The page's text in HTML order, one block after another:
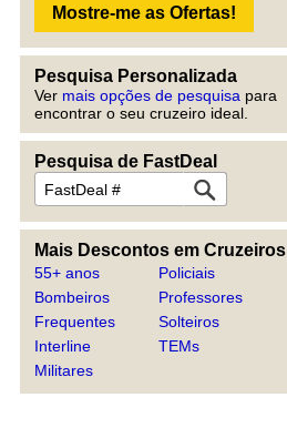
Pesquisa Personalizada
Ver mais opções de pesquisa para
encontrar o seu cruzeiro ideal.
Pesquisa de FastDeal
Mais Descontos em Cruzeiros
55+ anos
Bombeiros
Frequentes
Interline
Militares
Policiais
Professores
Solteiros
TEMs